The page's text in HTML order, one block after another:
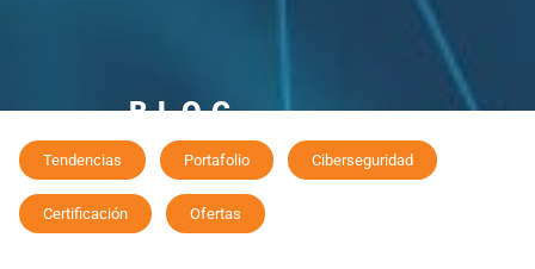
BLOG
"Si tu negocio no está en Internet, tu negocio no existe"
Tendencias
Portafolio Ciberseguridad
Certificación Ofertas